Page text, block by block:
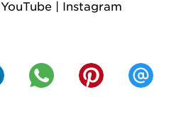
YouTube | Instagram